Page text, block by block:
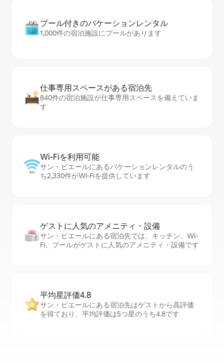
プール付きのバ⁠ケ⁠ー⁠シ⁠ョ⁠ンレ⁠ン⁠タ⁠ル
1,000件の宿泊施設にプールがあります
仕事専用ス⁠ペ⁠ー⁠スがあ⁠る宿⁠泊⁠先
840件の宿泊施設が仕事専用スペースを備えていま
す
Wi-Fiを利⁠用⁠可⁠能
サン・ピエールにあるバケーションレンタルのう
ち2,330件がWi-Fiを提供しています
ゲストに人⁠気⁠のア⁠メ⁠ニ⁠テ⁠ィ・設⁠備
サン・ピエールにある宿泊先では、キッチン、Wi-
Fi、プールがゲストに人気のアメニティ・設備です
平均星評価4.8
サン・ピエールにある宿泊先はゲストから高評価
を得ており、平均評価は5つ星のうち4.8です